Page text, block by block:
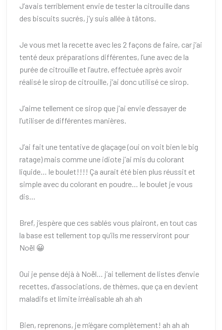
J’avais terriblement envie de tester la citrouille dans
des biscuits sucrés, j’y suis allée à tâtons.
Je vous met la recette avec les 2 façons de faire, car j’ai
tenté deux préparations différentes, l’une avec de la
purée de citrouille et l’autre, effectuée après avoir
réalisé le sirop de citrouille, j’ai donc utilisé ce sirop.
J’aime tellement ce sirop que j’ai envie d’essayer de
l’utiliser de différentes manières.
J’ai fait une tentative de glaçage (oui on voit bien le big
ratage) mais comme une idiote j’ai mis du colorant
liquide… le boulet!!!! Ça aurait été bien plus réussit et
simple avec du colorant en poudre… le boulet je vous
dis…
Bref, j’espère que ces sablés vous plairont, en tout cas
la base est tellement top qu’ils me resserviront pour
Noël 😀
Oui je pense déjà à Noël… j’ai tellement de listes d’envie
recettes, d’associations, de thèmes, que ça en devient
maladifs et limite irréalisable ah ah ah
Bien, reprenons, je m’égare complètement! ah ah ah